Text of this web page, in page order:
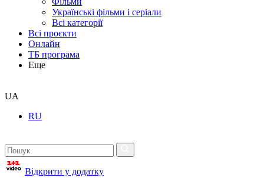
Українські фільми і серіали
Всі категорії
Всі проєкти
Онлайн
ТБ програма
Еще
UA
RU
Відкрити у додатку